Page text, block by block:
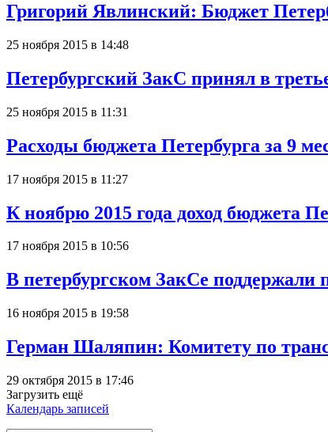
Григорий Явлинский: Бюджет
25 ноября 2015 в 14:48
Петербургский ЗакС принял в
25 ноября 2015 в 11:31
Расходы бюджета Петербурга за 9
17 ноября 2015 в 11:27
К ноябрю 2015 года доход бюджета
17 ноября 2015 в 10:56
В петербургском ЗакСе поддержали
16 ноября 2015 в 19:58
Герман Шаляпин: Комитету по
29 октября 2015 в 17:46
Загрузить ещё
Календарь записей